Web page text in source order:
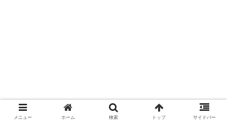
メニュー ホーム 検索 トップ サイドバー